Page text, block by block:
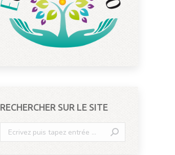
RECHERCHER SUR LE SITE
Search: